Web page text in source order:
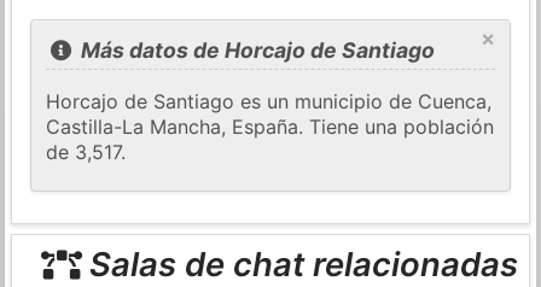
×
Más datos de Horcajo de Santiago
Horcajo de Santiago es un municipio de Cuenca,
Castilla-La Mancha, España. Tiene una población
de 3,517.
Salas de chat relacionadas